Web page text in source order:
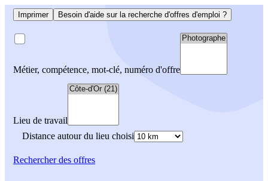
Imprimer Besoin d'aide sur la recherche d'offres d'emploi ?
Métier, compétence, mot-clé, numéro d'offre
Lieu de travail
Distance autour du lieu choisi
Rechercherdes offres